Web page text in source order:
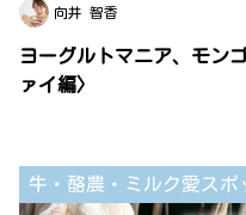
向井 智香
ヨーグルトマニア、モン
ァイ編〉
牛・酪農・ミルク愛スポ